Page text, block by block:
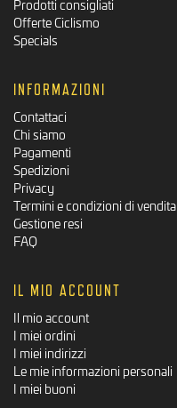
Prodotti consigliati
Offerte Ciclismo
Specials
INFORMAZIONI
Contattaci
Chi siamo
Pagamenti
Spedizioni
Privacy
Termini e condizioni di vendita
Gestione resi
FAQ
IL MIO ACCOUNT
Il mio account
I miei ordini
I miei indirizzi
Le mie informazioni personali
I miei buoni